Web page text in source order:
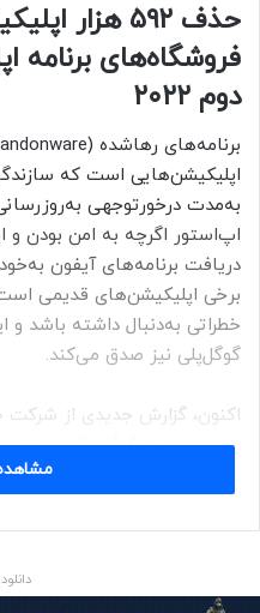
حذف ۵۹۲ هزار
فروشگاه‌های برنامه
دوم ۲۰۲۲
اپلیکیشن‌هایی است که
به‌مدت درخورتوجهی
اپ‌استور اگرچه به امن بودن و
دریافت برنامه‌های آیفون
برخی اپلیکیشن‌های قدیمی است
خطراتی به‌دنبال داشته باشد
گوگل‌پلی نیز صدق می‌کند.
می‌دهد اپل و گوگل اقداماتی
فروشگاه‌های برنامه‌ی خود
قدیمی که برای مدت طولانی